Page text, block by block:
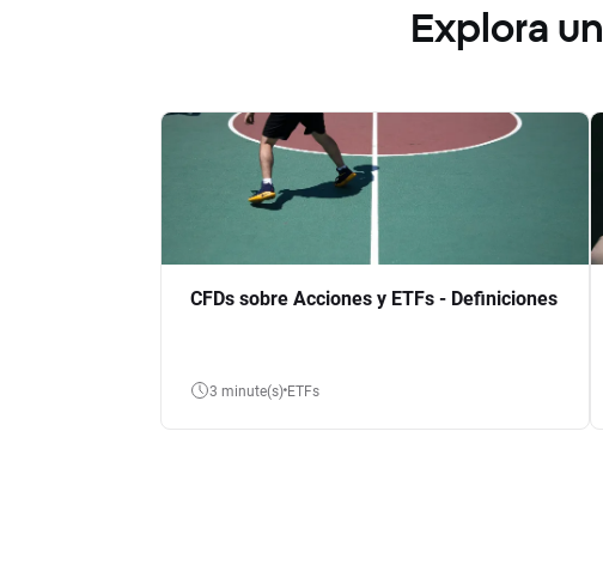
Explora
CFDs sobre Acciones y ETFs - Definiciones
3 minute(s) ETFs